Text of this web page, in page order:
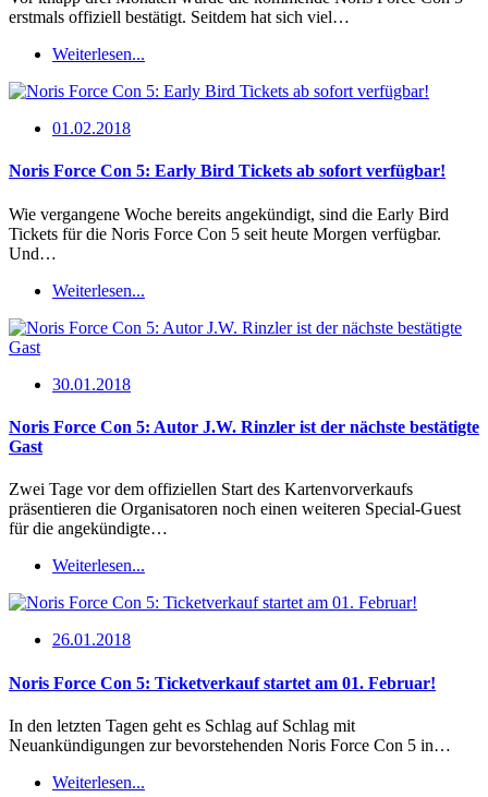
erstmals offiziell bestätigt. Seitdem hat sich viel…
Weiterlesen...
01.02.2018
Noris Force Con 5: Early Bird Tickets ab sofort verfügbar!
Wie vergangene Woche bereits angekündigt, sind die Early Bird
Tickets für die Noris Force Con 5 seit heute Morgen verfügbar.
Und…
Weiterlesen...
30.01.2018
Noris Force Con 5: Autor J.W. Rinzler ist der nächste bestätigte
Gast
Zwei Tage vor dem offiziellen Start des Kartenvorverkaufs
präsentieren die Organisatoren noch einen weiteren Special-Guest
für die angekündigte…
Weiterlesen...
26.01.2018
Noris Force Con 5: Ticketverkauf startet am 01. Februar!
In den letzten Tagen geht es Schlag auf Schlag mit
Neuankündigungen zur bevorstehenden Noris Force Con 5 in…
Weiterlesen...